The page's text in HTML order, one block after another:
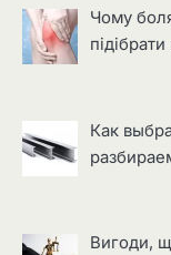
Чому
Как
Вигоди,